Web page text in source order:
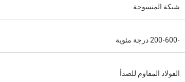
شبكة المنسوجة
-200-600 درجة مئوية
الفولاذ المقاوم للصدأ